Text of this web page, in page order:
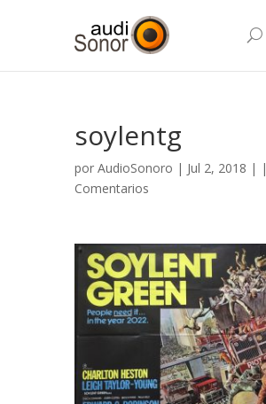
soylentg
por AudioSonoro | Jul 2, 2018 | |
Comentarios